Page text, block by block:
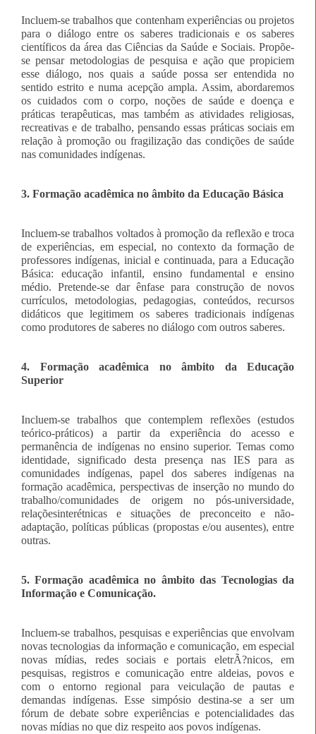
Incluem-se trabalhos que contenham experiências ou projetos
para o diálogo entre os saberes tradicionais e os saberes
científicos da área das Ciências da Saúde e Sociais. Propõe-
se pensar metodologias de pesquisa e ação que propiciem
esse diálogo, nos quais a saúde possa ser entendida no
sentido estrito e numa acepção ampla. Assim, abordaremos
os cuidados com o corpo, noções de saúde e doença e
práticas terapêuticas, mas também as atividades religiosas,
recreativas e de trabalho, pensando essas práticas sociais em
relação à promoção ou fragilização das condições de saúde
nas comunidades indígenas.
3. Formação acadêmica no âmbito da Educação Básica
Incluem-se trabalhos voltados à promoção da reflexão e troca
de experiências, em especial, no contexto da formação de
professores indígenas, inicial e continuada, para a Educação
Básica: educação infantil, ensino fundamental e ensino
médio. Pretende-se dar ênfase para construção de novos
currículos, metodologias, pedagogias, conteúdos, recursos
didáticos que legitimem os saberes tradicionais indígenas
como produtores de saberes no diálogo com outros saberes.
4. Formação acadêmica no âmbito da Educação
Superior
Incluem-se trabalhos que contemplem reflexões (estudos
teórico-práticos) a partir da experiência do acesso e
permanência de indígenas no ensino superior. Temas como
identidade, significado desta presença nas IES para as
comunidades indígenas, papel dos saberes indígenas na
formação acadêmica, perspectivas de inserção no mundo do
trabalho/comunidades de origem no pós-universidade,
relaçõesinterétnicas e situações de preconceito e não-
adaptação, políticas públicas (propostas e/ou ausentes), entre
outras.
5. Formação acadêmica no âmbito das Tecnologias da
Informação e Comunicação.
Incluem-se trabalhos, pesquisas e experiências que envolvam
novas tecnologias da informação e comunicação, em especial
novas mídias, redes sociais e portais eletrÃ?nicos, em
pesquisas, registros e comunicação entre aldeias, povos e
com o entorno regional para veiculação de pautas e
demandas indígenas. Esse simpósio destina-se a ser um
fórum de debate sobre experiências e potencialidades das
novas mídias no que diz respeito aos povos indígenas.